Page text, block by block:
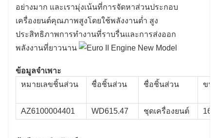
อย่างมาก และเรามุ่งเน้นที่การจัดหาส่วนประกอบ
เครื่องยนต์คุณภาพสูงโดยใช้พลังงานต่ำ สูง
ประสิทธิภาพการทำงานที่ราบรื่นและการส่งออก
พลังงานที่ยาวนาน
ข้อมูลจำเพาะ
หมายเลขชิ้นส่วน
ชื่อชิ้นส่วน ชื่อชิ้นส่วน ขน
AZ6100004401 WD615.47 ชุดเครื่องยนต์